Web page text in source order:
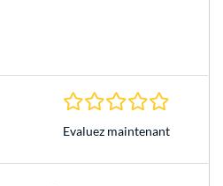
Evaluez maintenant